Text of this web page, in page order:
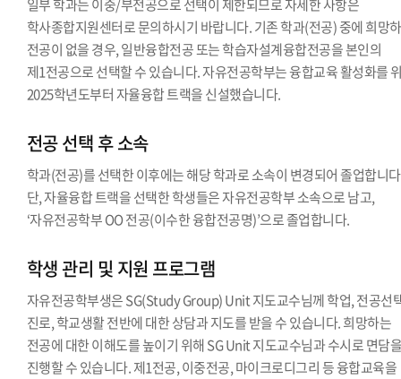
일부 학과는 이중/부전공으로 선택이 제한되므로 자세한 사항은
학사종합지원센터로 문의하시기 바랍니다. 기존 학과(전공) 중에 희망
전공이 없을 경우, 일반융합전공 또는 학습자설계융합전공을 본인의
제1전공으로 선택할 수 있습니다. 자유전공학부는 융합교육 활성화를
2025학년도부터 자율융합 트랙을 신설했습니다.
전공 선택 후 소속
학과(전공)를 선택한 이후에는 해당 학과로 소속이 변경되어 졸업합니
단, 자율융합 트랙을 선택한 학생들은 자유전공학부 소속으로 남고,
‘자유전공학부 OO 전공(이수한 융합전공명)’으로 졸업합니다.
학생 관리 및 지원 프로그램
자유전공학부생은 SG(Study Group) Unit 지도교수님께 학업, 전공선
진로, 학교생활 전반에 대한 상담과 지도를 받을 수 있습니다. 희망하는
전공에 대한 이해도를 높이기 위해 SG Unit 지도교수님과 수시로 면담
진행할 수 있습니다. 제1전공, 이중전공, 마이크로디그리 등 융합교육을